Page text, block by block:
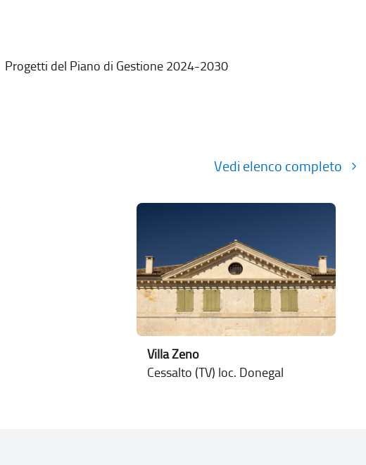
Progetti del Piano di Gestione 2024-2030
Vedi elenco completo
Villa Zeno
Cessalto (TV) loc. Donegal